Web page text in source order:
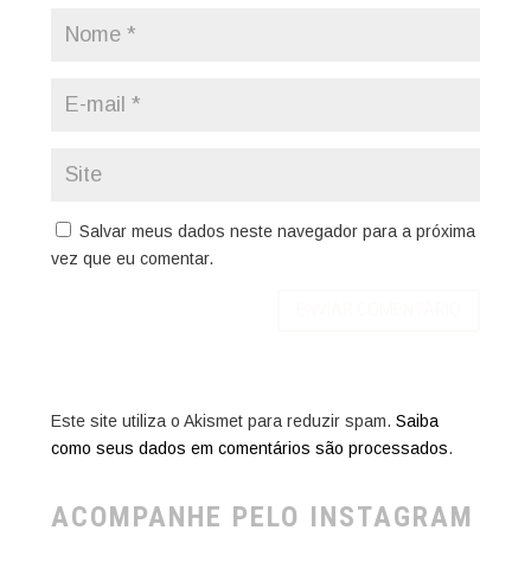
Salvar meus dados neste navegador para a próxima
vez que eu comentar.
Este site utiliza o Akismet para reduzir spam. Saiba
como seus dados em comentários são processados.
ACOMPANHE PELO INSTAGRAM